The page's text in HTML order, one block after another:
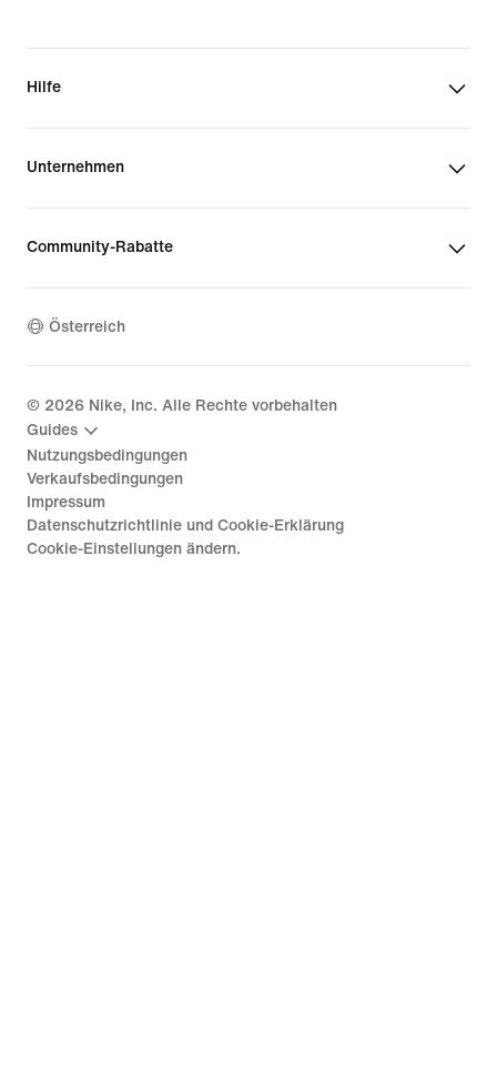
Hilfe
Unternehmen
Community-Rabatte
Österreich
© 2026 Nike, Inc. Alle Rechte vorbehalten
Guides
Nutzungsbedingungen
Verkaufsbedingungen
Impressum
Datenschutzrichtlinie und Cookie-Erklärung
Cookie-Einstellungen ändern.